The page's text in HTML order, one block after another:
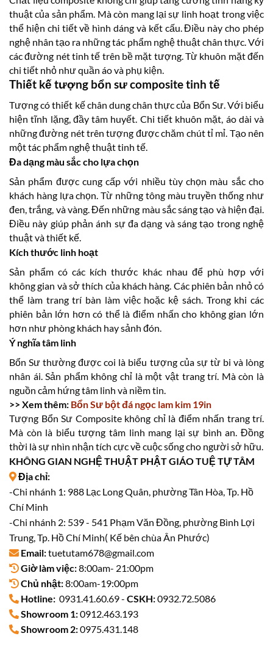
thuật của sản phẩm. Mà còn mang lại sự linh hoạt trong việc
thể hiện chi tiết về hình dáng và kết cấu. Điều này cho phép
nghệ nhân tạo ra những tác phẩm nghệ thuật chân thực. Với
các đường nét tinh tế trên bề mặt tượng. Từ khuôn mặt đến
chi tiết nhỏ như quần áo và phụ kiện.
Thiết kế tượng bổn sư composite tinh tế
Tượng có thiết kế chân dung chân thực của Bổn Sư. Với biểu
hiện tĩnh lặng, đầy tâm huyết. Chi tiết khuôn mặt, áo dài và
những đường nét trên tượng được chăm chút tỉ mỉ. Tạo nên
một tác phẩm nghệ thuật tinh tế.
Đa dạng màu sắc cho lựa chọn
Sản phẩm được cung cấp với nhiều tùy chọn màu sắc cho
khách hàng lựa chọn. Từ những tông màu truyền thống như
đen, trắng, và vàng. Đến những màu sắc sáng tạo và hiện đại.
Điều này giúp phản ánh sự đa dạng và sáng tạo trong nghệ
thuật và thiết kế.
Kích thước linh hoạt
Sản phẩm có các kích thước khác nhau để phù hợp với
không gian và sở thích của khách hàng. Các phiên bản nhỏ có
thể làm trang trí bàn làm việc hoặc kệ sách. Trong khi các
phiên bản lớn hơn có thể là điểm nhấn cho không gian lớn
hơn như phòng khách hay sảnh đón.
Ý nghĩa tâm linh
Bổn Sư thường được coi là biểu tượng của sự từ bi và lòng
nhân ái. Sản phẩm không chỉ là một vật trang trí. Mà còn là
nguồn cảm hứng tâm linh và niềm tin.
>> Xem thêm: Bổn Sư bột đá ngọc lam kim 19in
Tượng Bổn Sư Composite không chỉ là điểm nhấn trang trí.
Mà còn là biểu tượng tâm linh mang lại sự bình an. Đồng
thời là sự nhìn nhận tích cực về cuộc sống cho người sở hữu.
KHÔNG GIAN NGHỆ THUẬT PHẬT GIÁO TUỆ TỰ TÂM
Địa chỉ:
-Chi nhánh 1: 988 Lạc Long Quân, phường Tân Hòa, Tp. Hồ
Chí Minh
-Chi nhánh 2: 539 - 541 Phạm Văn Đồng, phường Bình Lợi
Trung, Tp. Hồ Chí Minh( Kế bên chùa Ân Phước)
Email:tuetutam678@gmail.com
Giờ làm việc:8:00am- 21:00pm
Chủ nhật:8:00am-19:00pm
Hotline: 0931.41.60.69 - CSKH:0932.72.5086
Showroom 1:0912.463.193
Showroom 2:0975.431.148